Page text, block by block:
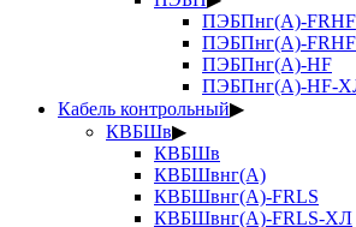
ПЭБПнг(А)-FRHF
ПЭБПнг(А)-
ПЭБПнг(А)-HF
ПЭБПнг(А)-HF-
Кабель контрольный▶
КВБШв▶
КВБШв
КВБШвнг(А)
КВБШвнг(А)-FRLS
КВБШвнг(А)-FRLS-ХЛ